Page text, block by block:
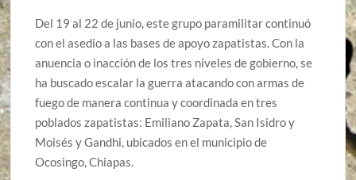
Del 19 al 22 de junio, este grupo paramilitar continuó
con el asedio a las bases de apoyo zapatistas. Con la
anuencia o inacción de los tres niveles de gobierno, se
ha buscado escalar la guerra atacando con armas de
fuego de manera continua y coordinada en tres
poblados zapatistas: Emiliano Zapata, San Isidro y
Moisés y Gandhi, ubicados en el municipio de
Ocosingo, Chiapas.